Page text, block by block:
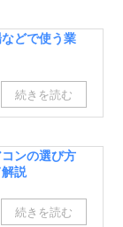
どで使う業
ンの選び方
説